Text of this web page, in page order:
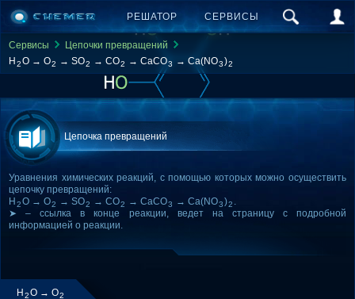
РЕШАТОР СЕРВИСЫ
Сервисы
Цепочки превращений
H 2O → O2 → SO2 → CO2 → CaCO3 → Ca(NO3)2
Цепочка превращений
Уравнения химических реакций, с помощью которых можно осуществить
цепочку превращений:
H 2O → O2 → SO2 → CO2 → CaCO3 → Ca(NO3)2 .
➤ – ссылка в конце реакции, ведет на страницу с подробной
информацией о реакции.
H 2O → O2